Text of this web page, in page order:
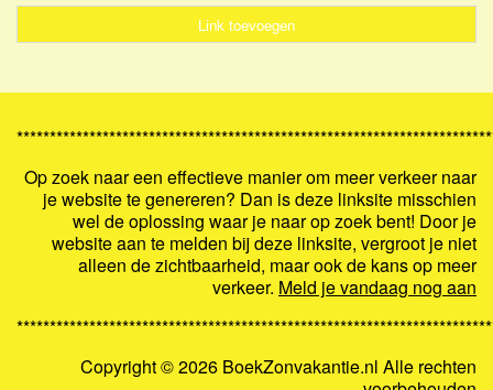
Link toevoegen
Op zoek naar een effectieve manier om meer verkeer naar
je website te genereren? Dan is deze linksite misschien
wel de oplossing waar je naar op zoek bent! Door je
website aan te melden bij deze linksite, vergroot je niet
alleen de zichtbaarheid, maar ook de kans op meer
verkeer. Meld je vandaag nog aan
Copyright ©2026 BoekZonvakantie.nl Alle rechten